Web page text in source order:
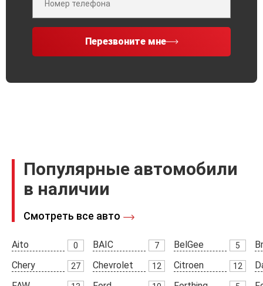
Перезвоните мне
Популярные автомобили
в наличии
Смотреть все авто
Aito 0 BAIC 7 BelGee 5
Chery
27 Chevrolet 12 Citroen 12